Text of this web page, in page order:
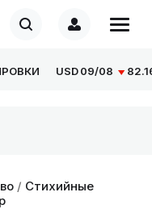
USD09/08 82.1665
/ Стихийные